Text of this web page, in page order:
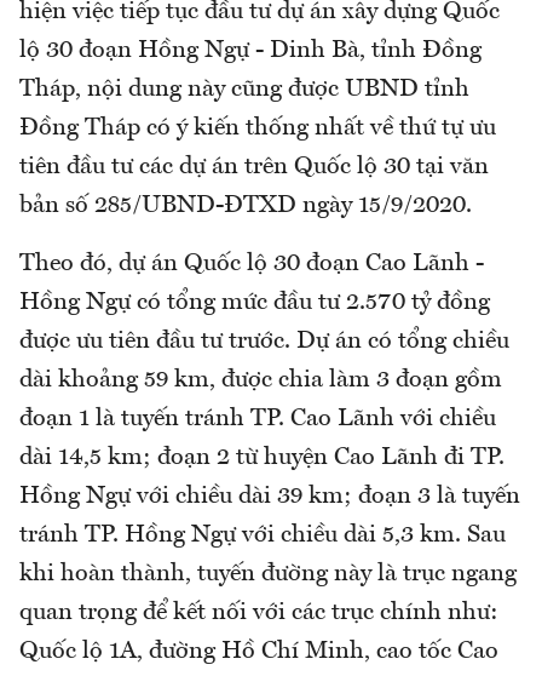
hiện việc tiếp tục đầu tư dự án xây dựng Quốc
lộ 30 đoạn Hồng Ngự - Dinh Bà, tỉnh Đồng
Tháp, nội dung này cũng được UBND tỉnh
Đồng Tháp có ý kiến thống nhất về thứ tự ưu
tiên đầu tư các dự án trên Quốc lộ 30 tại văn
bản số 285/UBND-ĐTXD ngày 15/9/2020.
Theo đó, dự án Quốc lộ 30 đoạn Cao Lãnh -
Hồng Ngự có tổng mức đầu tư 2.570 tỷ đồng
được ưu tiên đầu tư trước. Dự án có tổng chiều
dài khoảng 59 km, được chia làm 3 đoạn gồm
đoạn 1 là tuyến tránh TP. Cao Lãnh với chiều
dài 14,5 km; đoạn 2 từ huyện Cao Lãnh đi TP.
Hồng Ngự với chiều dài 39 km; đoạn 3 là tuyến
tránh TP. Hồng Ngự với chiều dài 5,3 km. Sau
khi hoàn thành, tuyến đường này là trục ngang
quan trọng để kết nối với các trục chính như:
Quốc lộ 1A, đường Hồ Chí Minh, cao tốc Cao